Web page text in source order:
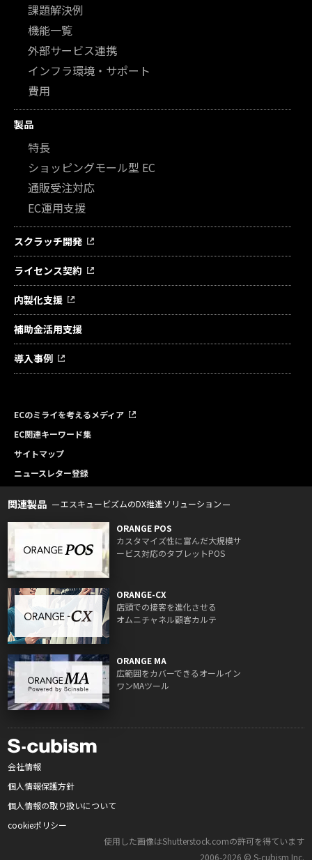
課題解決例
機能一覧
外部サービス連携
インフラ環境・サポート
費用
製品
特長
ショッピングモール型 EC
通販受注対応
EC運用支援
スクラッチ開発
ライセンス契約
内製化支援
補助金活用支援
導入事例
ECのミライを考えるメディア
EC関連キーワード集
サイトマップ
ニュースレター登録
関連製品 エスキュービズムのDX推進ソリューション
ORANGE POS
カスタマイズ性に富んだ大規模サ
ービス対応のタブレットPOS
ORANGE-CX
店頭での接客を進化させる
オムニチャネル顧客カルテ
ORANGE MA
広範囲をカバーできるオールイン
ワンMAツール
会社情報
個人情報保護方針
個人情報の取り扱いについて
cookieポリシー
使用した画像はShutterstock.comの許可を得ています
2006‑2026 © S‑cubism Inc.